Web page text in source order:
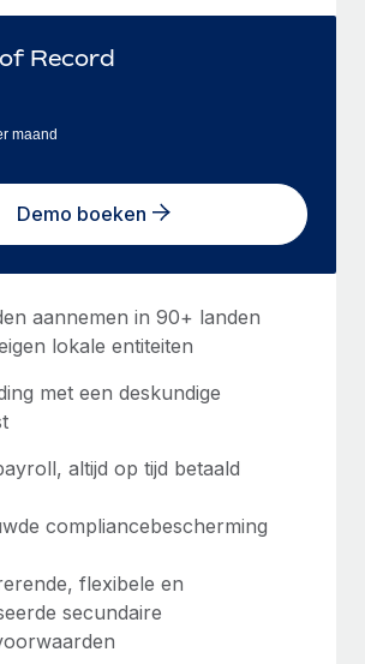
Record
maand
Demo boeken
aannemen in 90+ landen
lokale entiteiten
met een deskundige
altijd op tijd betaald
compliancebescherming
flexibele en
secundaire